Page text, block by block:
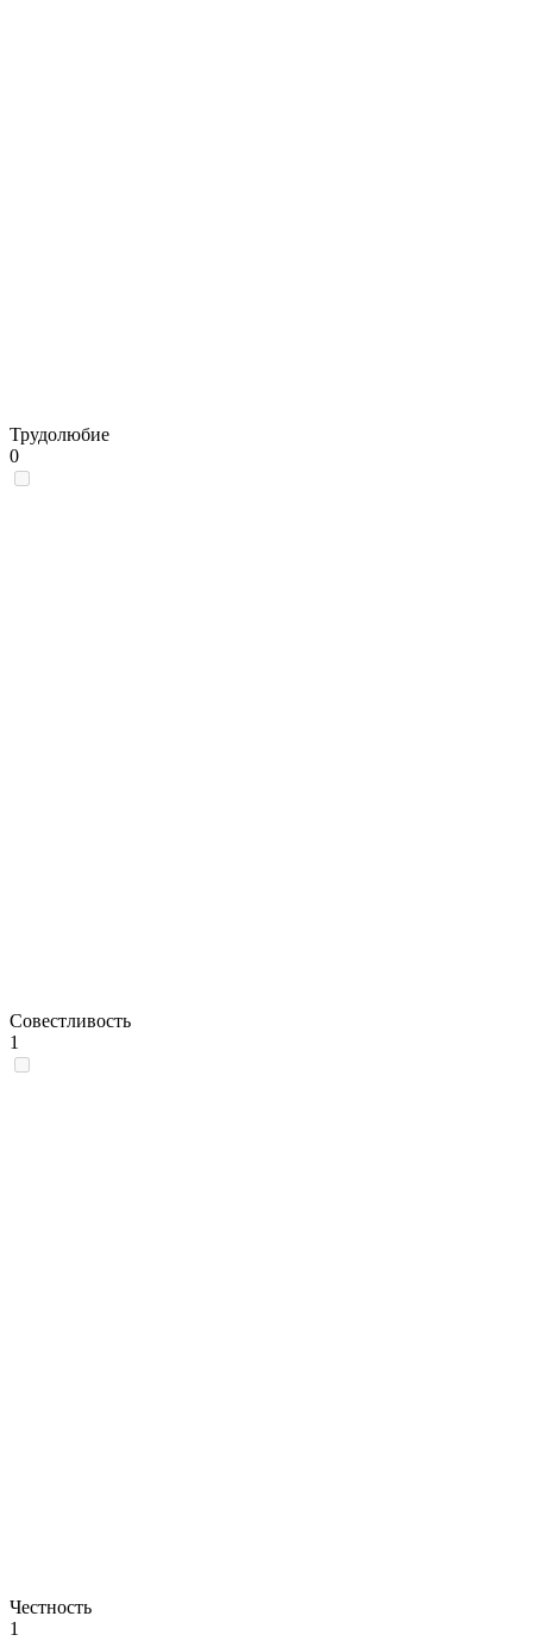
Трудолюбие
0
Совестливость
1
Честность
1